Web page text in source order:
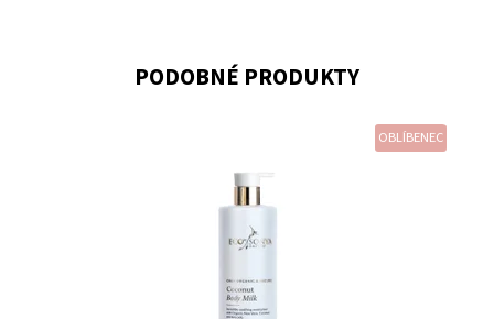
PODOBNÉ PRODUKTY
OBLÍBENEC